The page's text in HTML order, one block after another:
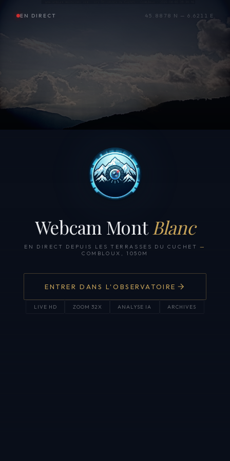
EN DIRECT 45.8878 N — 6.6211 E
Webcam Mont Blanc
EN DIRECT DEPUIS LES TERRASSES DU CUCHET —
COMBLOUX, 1050M
ENTRER DANS L'OBSERVATOIRE
LIVE HD ZOOM 32X ANALYSE IA ARCHIVES